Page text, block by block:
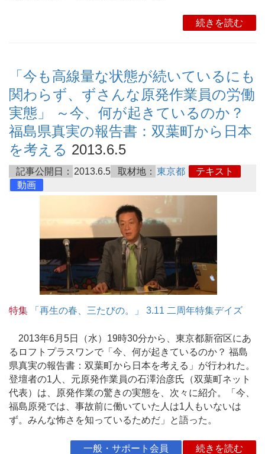
続きを読む
「今も高線量な状態が続いているにも
関わらず、ずさんな原発作業員の労働
実態」 ～今、何が起きているのか？
福島県真実の報告書：双葉町から日本
を考える 2013.6.5
記事公開日： 2013.6.5 取材地： 東京都
テキスト
動画
特集 「再生の春、三たびの。」 3.11 二周年特集デイズ
2013年6月5日（水）19時30分から、東京都新宿区にあ
るロフトプラスワンで「今、何が起きているのか？ 福島
県真実の報告書：双葉町から日本を考える」が行われた。
登壇者の1人、元原発作業員の石澤治彦氏（双葉町ネット
代表）は、原発作業の驚きの実態を、次々に紹介。「今、
福島原発では、事故前に働いていた人は1人もいないは
ず。みんな怖さを知っているためだ」と語った。
一般・サポート会員 続きを読む